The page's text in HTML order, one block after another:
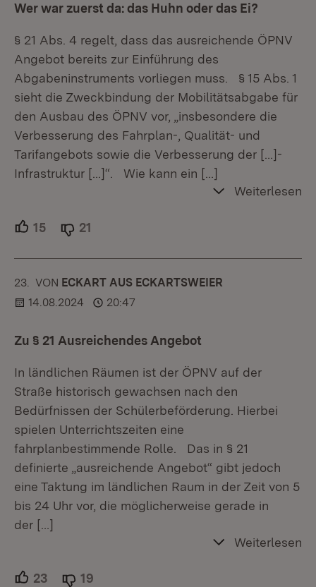
Wer war zuerst da: das Huhn oder das Ei?
§ 21 Abs. 4 regelt, dass das ausreichende ÖPNV
Angebot bereits zur Einführung des
Abgabeninstruments vorliegen muss. § 15 Abs. 1
sieht die Zweckbindung der Mobilitätsabgabe für
den Ausbau des ÖPNV vor, „insbesondere die
Verbesserung des Fahrplan-, Qualität- und
Tarifangebots sowie die Verbesserung der […]-
Infrastruktur […]“. Wie kann ein […]
Weiterlesen
15 Unterstützer.
21
23. KOMMENTAR
VON :ECKART AUS ECKARTSWEIER
14.08.2024
20:47
Zu § 21 Ausreichendes Angebot
In ländlichen Räumen ist der ÖPNV auf der
Straße historisch gewachsen nach den
Bedürfnissen der Schülerbeförderung. Hierbei
spielen Unterrichtszeiten eine
fahrplanbestimmende Rolle. Das in § 21
definierte „ausreichende Angebot“ gibt jedoch
eine Taktung im ländlichen Raum in der Zeit von 5
bis 24 Uhr vor, die möglicherweise gerade in
der […]
Weiterlesen
23 Unterstützer.
19